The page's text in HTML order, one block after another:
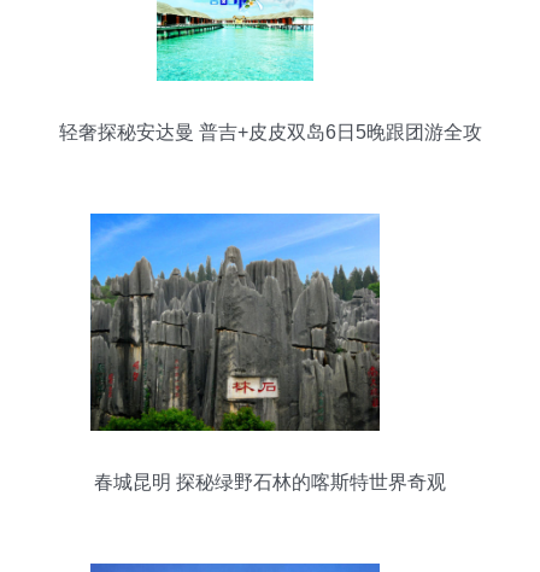
轻奢探秘安达曼 普吉+皮皮双岛6日5晚跟团游全攻
春城昆明 探秘绿野石林的喀斯特世界奇观